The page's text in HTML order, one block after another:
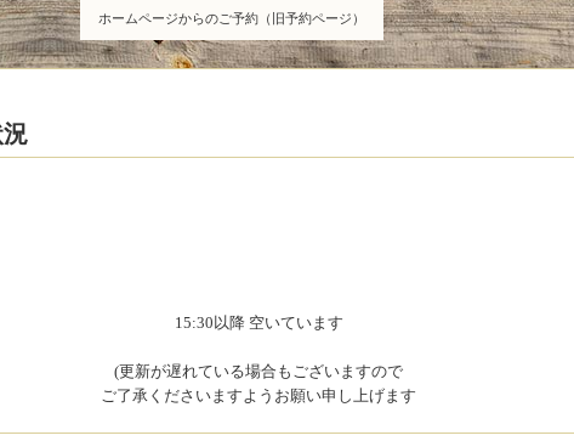
ホームページからのご予約（旧予約ページ）
15:30以降 空いています
(更新が遅れている場合もございますので
ご了承くださいますようお願い申し上げます